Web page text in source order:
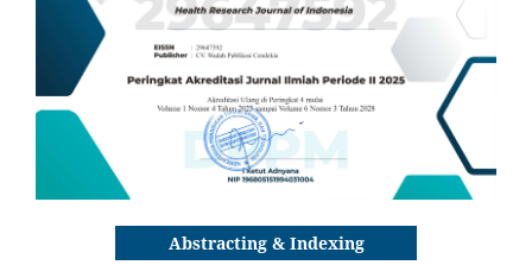
Abstracting & Indexing